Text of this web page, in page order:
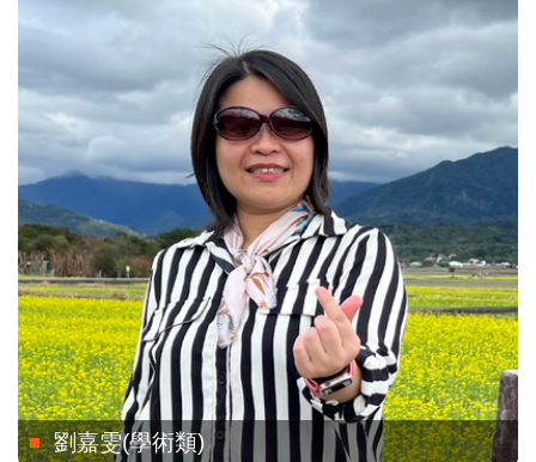
劉嘉雯(學術類)